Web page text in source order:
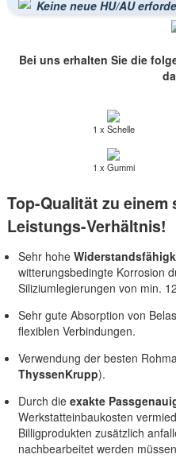
Keine neue HU/AU
Bei uns erhalten Sie die
1 x Schelle
1 x Gummi
Top-Qualität zu einem
Leistungs-Verhältnis!
Sehr hohe
witterungsbedingte Korrosion
Siliziumlegierungen von min.
Sehr gute Absorption von
flexiblen Verbindungen.
Verwendung der besten
ThyssenKrupp).
Durch dieexakte
Werkstatteinbaukosten
Billigprodukten zusätzlich
nachbearbeitet werden